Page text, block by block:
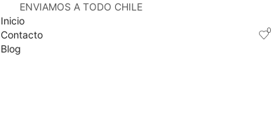
ENVIAMOS A TODO CHILE
Inicio
Contacto
Blog
0